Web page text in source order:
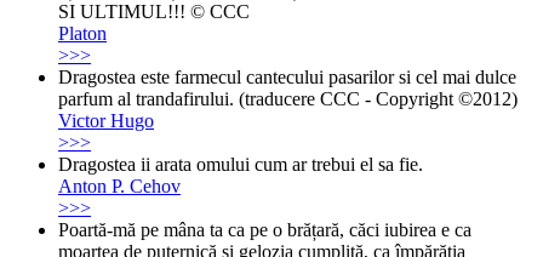
SI ULTIMUL!!! © CCC
Platon
>>>
Dragostea este farmecul cantecului pasarilor si cel mai dulce
parfum al trandafirului. (traducere CCC - Copyright ©2012)
Victor Hugo
>>>
Dragostea ii arata omului cum ar trebui el sa fie.
Anton P. Cehov
>>>
Poartă-mă pe mâna ta ca pe o brățară, căci iubirea e ca
moartea de puternică și gelozia cumplită, ca împărăția